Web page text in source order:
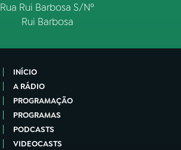
Rua Rui Barbosa S/Nº
Rui Barbosa
INÍCIO
A RÁDIO
PROGRAMAÇÃO
PROGRAMAS
PODCASTS
VIDEOCASTS